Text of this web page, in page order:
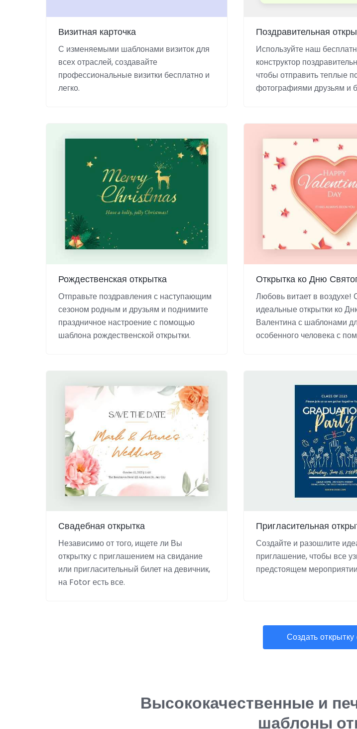
Визитная карточка
С изменяемыми шаблонами визиток для
всех отраслей, создавайте
профессиональные визитки бесплатно и
легко.
Поздравительная
Используйте наш
конструктор
чтобы отправить теплые
фотографиями друзьям и
Рождественская открытка
Отправьте поздравления с наступающим
сезоном родным и друзьям и поднимите
праздничное настроение с помощью
шаблона рождественской открытки.
Открытка ко Дню
Любовь витает в воздухе!
идеальные открытки ко
Валентина с шаблонами
особенного человека с
Свадебная открытка
Независимо от того, ищете ли Вы
открытку с приглашением на свидание
или пригласительный билет на девичник,
на Fotor есть все.
Пригласительная
Создайте и разошлите
приглашение, чтобы все
предстоящем
Создать открытку
Высококачественные и
шаблоны